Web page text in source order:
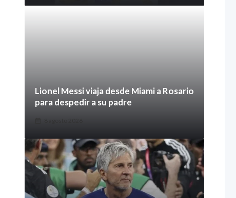
Lionel Messi viaja desde Miami a Rosario
para despedir a su padre